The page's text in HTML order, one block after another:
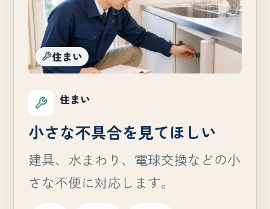
住まい
住まい
小さな不具合を見てほしい
建具、水まわり、電球交換などの小
さな不便に対応します。